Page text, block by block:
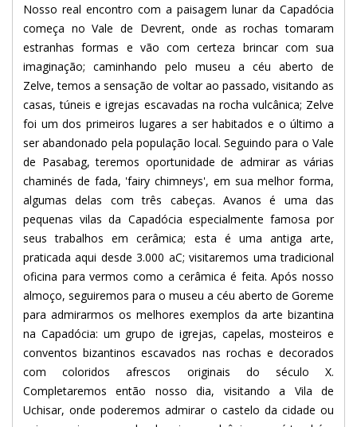
Nosso real encontro com a paisagem lunar da Capadócia
começa no Vale de Devrent, onde as rochas tomaram
estranhas formas e vão com certeza brincar com sua
imaginação; caminhando pelo museu a céu aberto de
Zelve, temos a sensação de voltar ao passado, visitando as
casas, túneis e igrejas escavadas na rocha vulcânica; Zelve
foi um dos primeiros lugares a ser habitados e o último a
ser abandonado pela população local. Seguindo para o Vale
de Pasabag, teremos oportunidade de admirar as várias
chaminés de fada, 'fairy chimneys', em sua melhor forma,
algumas delas com três cabeças. Avanos é uma das
pequenas vilas da Capadócia especialmente famosa por
seus trabalhos em cerâmica; esta é uma antiga arte,
praticada aqui desde 3.000 aC; visitaremos uma tradicional
oficina para vermos como a cerâmica é feita. Após nosso
almoço, seguiremos para o museu a céu aberto de Goreme
para admirarmos os melhores exemplos da arte bizantina
na Capadócia: um grupo de igrejas, capelas, mosteiros e
conventos bizantinos escavados nas rochas e decorados
com coloridos afrescos originais do século X.
Completaremos então nosso dia, visitando a Vila de
Uchisar, onde poderemos admirar o castelo da cidade ou